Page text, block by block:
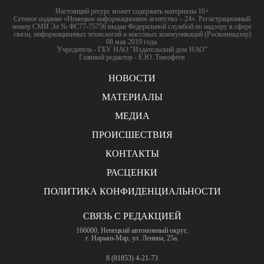
Настоящий ресурс может содержать материалы 16+
Сетевое издание «Ненецкое информационное агентство – 24». Регистрационный
номер СМИ Эл № ФС77-75756 выдан Федеральной службой по надзору в сфере
связи, информационных технологий и массовых коммуникаций (Роскомнадзор)
08 мая 2019 года.
Учредитель - ГБУ НАО "Издательский дом НАО"
Главный редактор - Е.Ю. Тимофеев
НОВОСТИ
МАТЕРИАЛЫ
МЕДИА
ПРОИСШЕСТВИЯ
КОНТАКТЫ
РАСЦЕНКИ
ПОЛИТИКА КОНФИДЕНЦИАЛЬНОСТИ
СВЯЗЬ С РЕДАКЦИЕЙ
166000, Ненецкий автономный округ,
г. Нарьян-Мар, ул. Ленина, 25а.
8 (81853) 4-21-73